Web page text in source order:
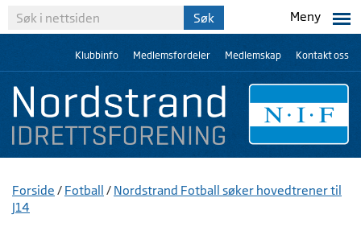
Meny
Klubbinfo Medlemsfordeler Medlemskap Kontakt oss
Forside / Fotball / Nordstrand Fotball søker hovedtrener til
J14